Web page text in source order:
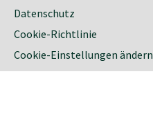
Datenschutz
Cookie-Richtlinie
Cookie-Einstellungen ändern